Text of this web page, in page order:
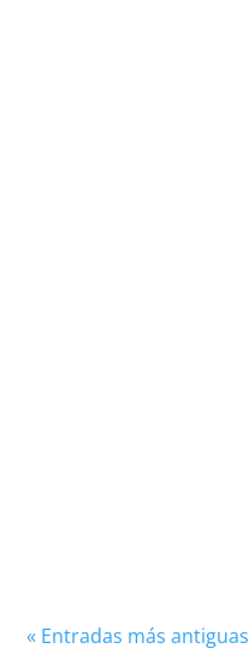
« Entradas más antiguas